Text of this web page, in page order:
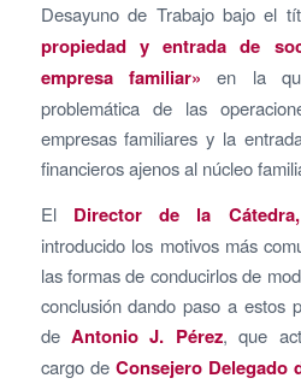
Desayuno de Trabajo bajo el
propiedad y entrada de
empresa familiar» en la
problemática de las
empresas familiares y la
financieros ajenos al núcleo
El Director de la
introducido los motivos más
las formas de conducirlos de
conclusión dando paso a estos
de Antonio J. Pérez, que
cargo de Consejero Delegado